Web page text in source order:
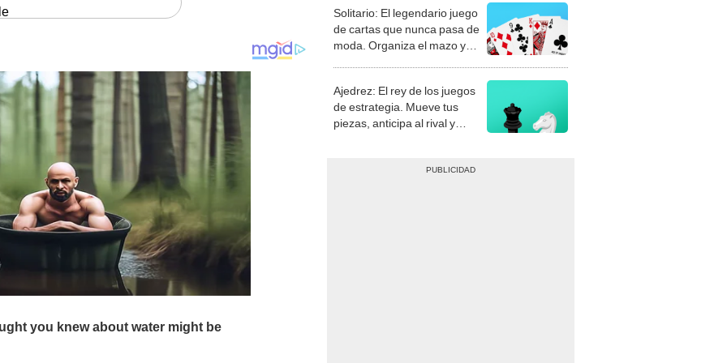
Solitario: El legendario juego
de cartas que nunca pasa de
moda. Organiza el mazo y
Ajedrez: El rey de los juegos
de estrategia. Mueve tus
piezas, anticipa al rival y